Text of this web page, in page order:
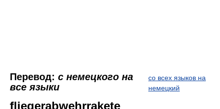
Перевод: с немецкого на
все языки
со всех языков на
немецкий
fliegerabwehrrakete